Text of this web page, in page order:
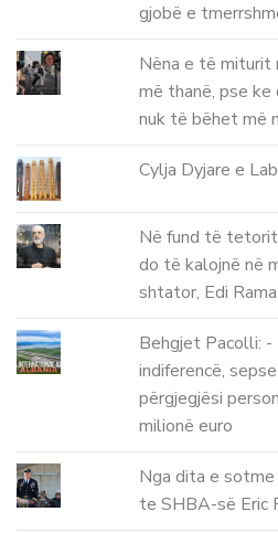
gjobë e
Nëna e të miturit
më thanë, pse
nuk të bëhet më
Cylja Dyjare e
Në fund të
do të kalojnë në
shtator, Edi
Behgjet Pacolli:
indiferencë,
përgjegjësi
milionë euro
Nga dita e
te SHBA-së Eric